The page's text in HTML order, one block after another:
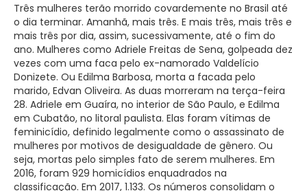
Três mulheres terão morrido covardemente no Brasil até
o dia terminar. Amanhã, mais três. E mais três, mais três e
mais três por dia, assim, sucessivamente, até o fim do
ano. Mulheres como Adriele Freitas de Sena, golpeada dez
vezes com uma faca pelo ex-namorado Valdelício
Donizete. Ou Edilma Barbosa, morta a facada pelo
marido, Edvan Oliveira. As duas morreram na terça-feira
28. Adriele em Guaíra, no interior de São Paulo, e Edilma
em Cubatão, no litoral paulista. Elas foram vítimas de
feminicídio, definido legalmente como o assassinato de
mulheres por motivos de desigualdade de gênero. Ou
seja, mortas pelo simples fato de serem mulheres. Em
2016, foram 929 homicídios enquadrados na
classificação. Em 2017, 1.133. Os números consolidam o